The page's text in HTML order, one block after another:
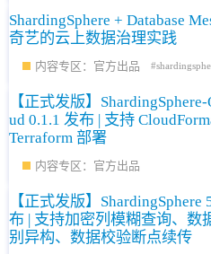
ShardingSphere + Database
奇艺的云上数据治理实践
内容专区：官方出品
【正式发版】
ud 0.1.1 发布 | 支持
Terraform 部署
内容专区：官方出品
【正式发版】ShardingSphere
布 | 支持加密列模糊查询、数
别异构、数据校验断点续传